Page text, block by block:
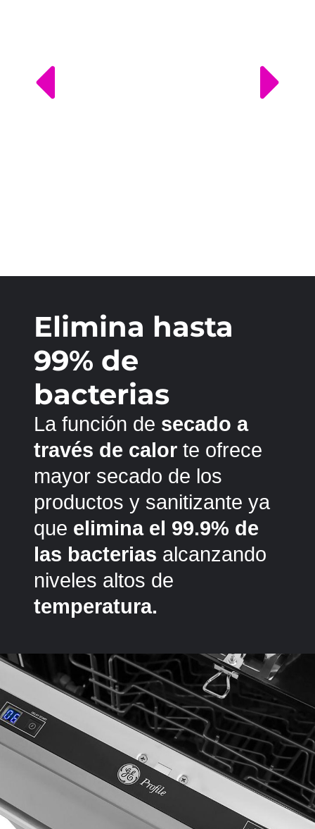
Elimina hasta
99% de
bacterias
La función de secado a
través de calor te ofrece
mayor secado de los
productos y sanitizante ya
que elimina el 99.9% de
las bacterias alcanzando
niveles altos de
temperatura.